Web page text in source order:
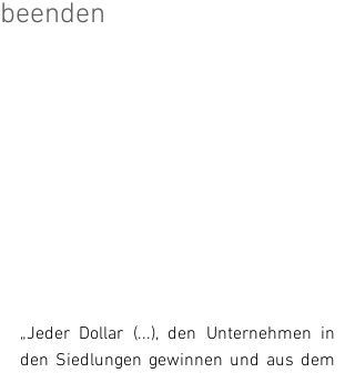
beenden
„Jeder Dollar (...), den Unternehmen in
den Siedlungen gewinnen und aus dem